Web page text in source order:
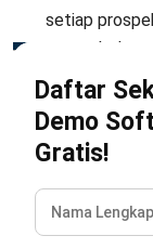
HashMicro
dan
pemerintah,
untuk